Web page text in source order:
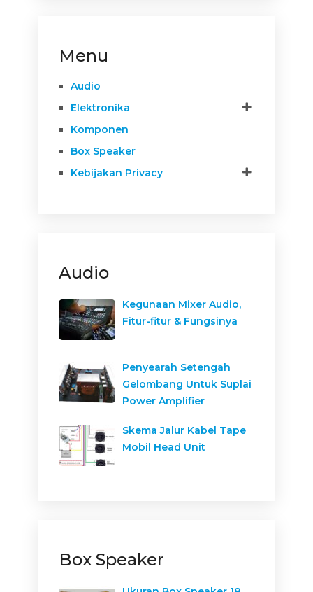
Menu
Audio
Elektronika
Komponen
Box Speaker
Kebijakan Privacy
Audio
Kegunaan Mixer Audio,
Fitur-fitur & Fungsinya
Penyearah Setengah
Gelombang Untuk Suplai
Power Amplifier
Skema Jalur Kabel Tape
Mobil Head Unit
Box Speaker